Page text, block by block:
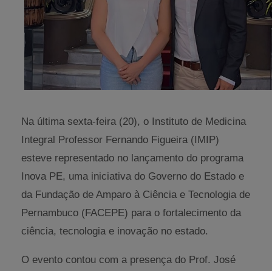
Na última sexta-feira (20), o Instituto de Medicina
Integral Professor Fernando Figueira (IMIP)
esteve representado no lançamento do programa
Inova PE, uma iniciativa do Governo do Estado e
da Fundação de Amparo à Ciência e Tecnologia de
Pernambuco (FACEPE) para o fortalecimento da
ciência, tecnologia e inovação no estado.
O evento contou com a presença do Prof. José